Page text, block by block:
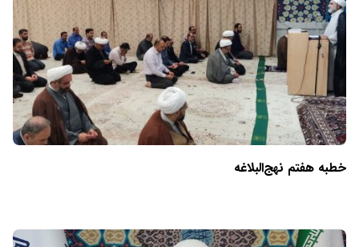
خطبه هفتم نهج‌البلاغه